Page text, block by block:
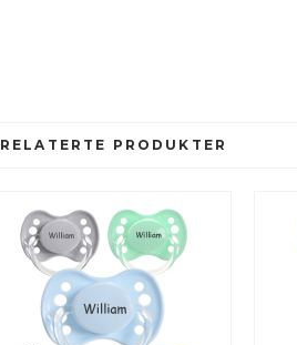
RELATERTE PRODUKTER